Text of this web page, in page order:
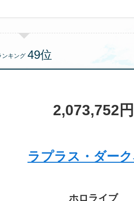
ンキング
2,073,752円
ラプラス・ダー
ホロライブ